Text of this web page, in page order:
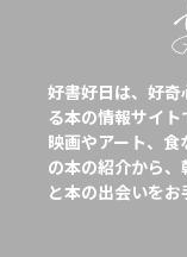
好書好日は、好
る本の情報サイト
映画やアート、
の本の紹介から
と本の出会いをお